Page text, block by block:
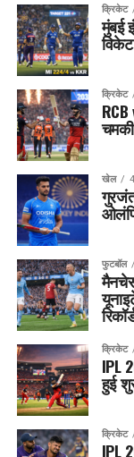
क्रिकेट
मुंबई
क्रिकेट
RCB
खेल
फुटबॉल
क्रिकेट
IPL
हुई
क्रिकेट
IPL